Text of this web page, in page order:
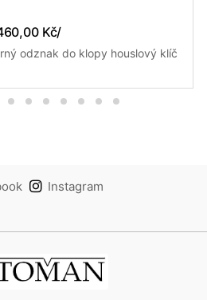
Kč/
odznak do klopy houslový klíč
Instagram